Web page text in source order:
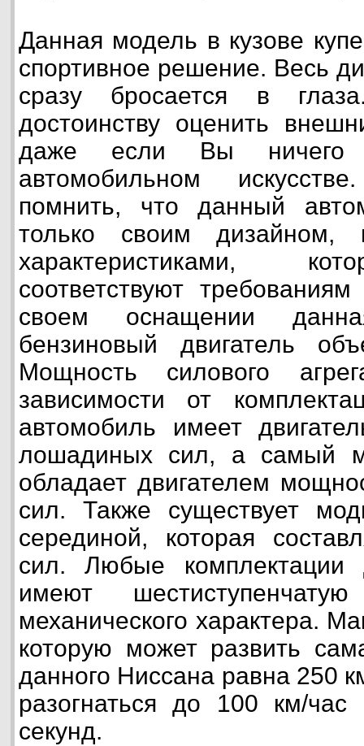
Данная модель в кузове
спортивное решение. Весь
сразу бросается в
достоинству оценить
даже если Вы
автомобильном
помнить, что данный
только своим дизайном,
характеристиками,
соответствуют
своем оснащении
бензиновый двигатель
Мощность силового
зависимости от
автомобиль имеет
лошадиных сил, а самый
обладает двигателем
сил. Также существует
серединой, которая
сил. Любые комплектации
имеют
механического характера.
которую может развить
данного Ниссана равна 250
разогнаться до 100 км/час
секунд.